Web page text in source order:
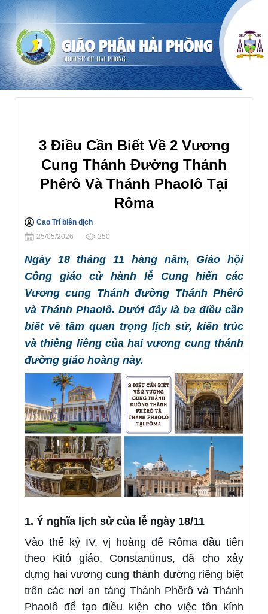
3 Điều Cần Biết Về 2 Vương
Cung Thánh Đường Thánh
Phêrô Và Thánh Phaolô Tại
Rôma
Cao Trí biên dịch
25/05/2026
250
Ngày 18 tháng 11 hàng năm, Giáo hội
Công giáo cử hành lễ Cung hiến các
Vương cung Thánh đường Thánh Phêrô
và Thánh Phaolô. Dưới đây là ba điều cần
biết về tầm quan trọng lịch sử, kiến trúc
và thiêng liêng của hai vương cung thánh
đường giáo hoàng này.
1. Ý nghĩa lịch sử của lễ ngày 18/11
Vào thế kỷ IV, vị hoàng đế Rôma đầu tiên
theo Kitô giáo, Constantinus, đã cho xây
dựng hai vương cung thánh đường riêng biệt
trên các nơi an táng Thánh Phêrô và Thánh
Phaolô để tạo điều kiện cho việc tôn kính